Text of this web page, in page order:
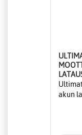
akun